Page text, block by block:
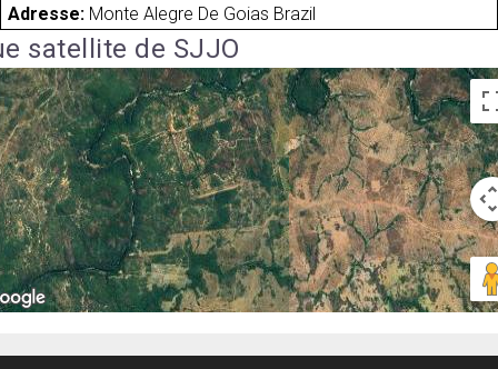
Adresse: Monte Alegre De Goias Brazil
satellite de SJJO